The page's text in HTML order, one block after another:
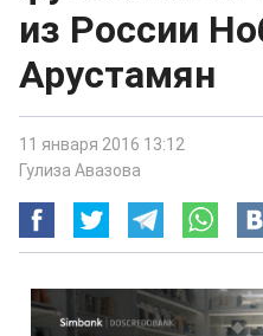
из России
Арустамян
11 января 2016 13:12
Гулиза Авазова